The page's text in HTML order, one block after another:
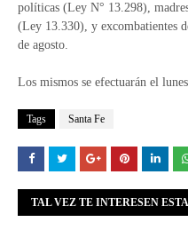
políticas (Ley N° 13.298),
(Ley 13.330), y excombatientes
de agosto.
Los mismos se efectuarán el
Tags Santa Fe
TAL VEZ TE INTERESEN